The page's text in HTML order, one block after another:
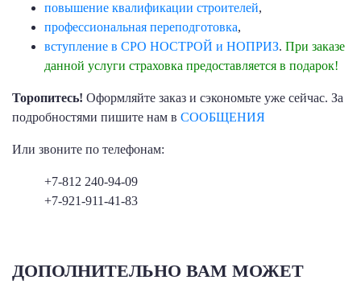
повышение квалификации строителей,
профессиональная переподготовка,
вступление в СРО НОСТРОЙ и НОПРИЗ. При заказе
данной услуги страховка предоставляется в подарок!
Торопитесь! Оформляйте заказ и сэкономьте уже сейчас. За
подробностями пишите нам в СООБЩЕНИЯ
Или звоните по телефонам:
+7-812 240-94-09
+7-921-911-41-83
ДОПОЛНИТЕЛЬНО ВАМ МОЖЕТ